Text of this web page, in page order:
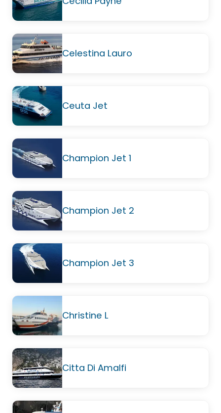
Celestina Lauro
Ceuta Jet
Champion Jet 1
Champion Jet 2
Champion Jet 3
Christine L
Citta Di Amalfi